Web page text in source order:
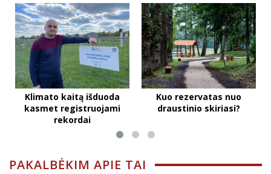
Klimato kaitą išduoda
kasmet registruojami
rekordai
Kuo rezervatas nuo
draustinio skiriasi?
PAKALBĖKIM APIE TAI